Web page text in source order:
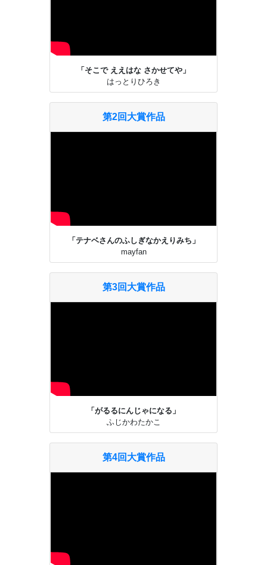
「そこで ええはな さかせてや」
はっとりひろき
第2回大賞作品
「テナベさんのふしぎなかえりみち」
mayfan
第3回大賞作品
「がるるにんじゃになる」
ふじかわたかこ
第4回大賞作品